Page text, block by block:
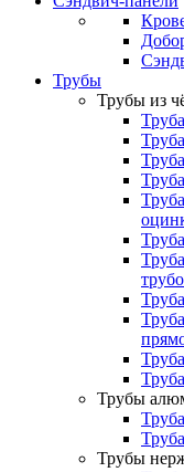
Трубы
Трубы из
Трубы
Трубы